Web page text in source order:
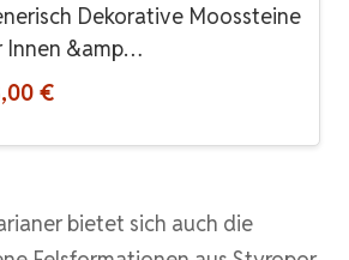
Dekorative Moossteine
Innen &amp…
€
bietet sich auch die